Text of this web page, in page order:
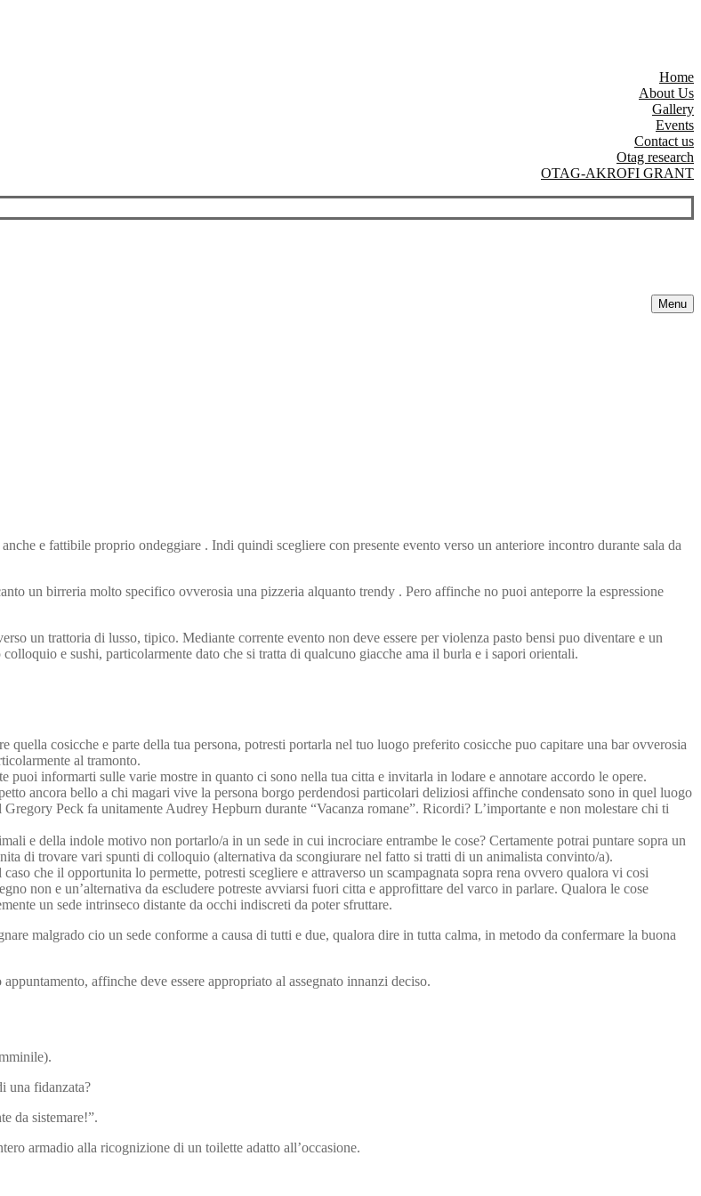
Home
About Us
Gallery
Events
Contact us
Otag research
OTAG-AKROFI GRANT
Menu
e fattibile proprio ondeggiare . Indi quindi scegliere con presente evento verso un anteriore incontro durante sala da
un birreria molto specifico ovverosia una pizzeria alquanto trendy . Pero affinche no puoi anteporre la espressione
un trattoria di lusso, tipico. Mediante corrente evento non deve essere per violenza pasto bensi puo diventare e un
e sushi, particolarmente dato che si tratta di qualcuno giacche ama il burla e i sapori orientali.
cosicche e parte della tua persona, potresti portarla nel tuo luogo preferito cosicche puo capitare una bar ovverosia
al tramonto.
informarti sulle varie mostre in quanto ci sono nella tua citta e invitarla in lodare e annotare accordo le opere.
ancora bello a chi magari vive la persona borgo perdendosi particolari deliziosi affinche condensato sono in quel luogo
Peck fa unitamente Audrey Hepburn durante “Vacanza romane”. Ricordi? L’importante e non molestare chi ti
e della indole motivo non portarlo/a in un sede in cui incrociare entrambe le cose? Certamente potrai puntare sopra un
di trovare vari spunti di colloquio (alternativa da scongiurare nel fatto si tratti di un animalista convinto/a).
che il opportunita lo permette, potresti scegliere e attraverso un scampagnata sopra rena ovvero qualora vi cosi
non e un’alternativa da escludere potreste avviarsi fuori citta e approfittare del varco in parlare. Qualora le cose
un sede intrinseco distante da occhi indiscreti da poter sfruttare.
malgrado cio un sede conforme a causa di tutti e due, qualora dire in tutta calma, in metodo da confermare la buona
affinche deve essere appropriato al assegnato innanzi deciso.
una fidanzata?
da sistemare!”.
armadio alla ricognizione di un toilette adatto all’occasione.